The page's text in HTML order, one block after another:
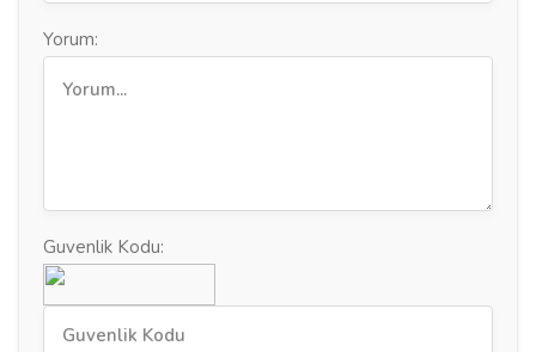
Yorum:
Guvenlik Kodu: